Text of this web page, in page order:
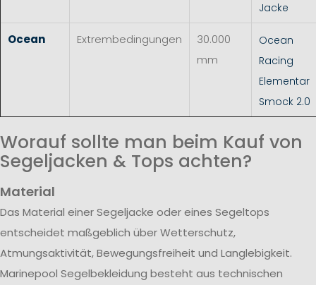
Jacke
Ocean Extrembedingungen
30.000
mm
Ocean
Racing
Elementar
Smock 2.0
Worauf sollte man beim Kauf von
Segeljacken & Tops achten?
Material
Das Material einer Segeljacke oder eines Segeltops
entscheidet maßgeblich über Wetterschutz,
Atmungsaktivität, Bewegungsfreiheit und Langlebigkeit.
Marinepool Segelbekleidung besteht aus technischen